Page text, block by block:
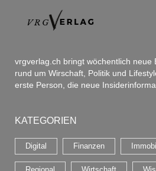
vrgverlag.ch bringt wöchentlich neue
rund um Wirschaft, Politik und
erste Person, die neue
KATEGORIEN
Digital Finanzen